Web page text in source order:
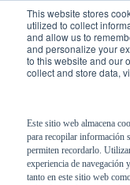
This website stores
utilized to collect
and allow us to
and personalize your
to this website and our
collect and store data,
Este sitio web almacena
para recopilar información
permiten recordarlo.
experiencia de navegación
tanto en este sitio web